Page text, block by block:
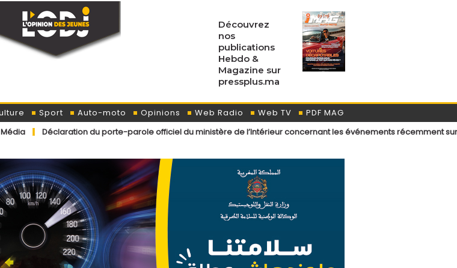
Découvrez
nos
publications
Hebdo &
Magazine sur
pressplus.ma
Sport Auto-moto Opinions Web Radio Web TV
PDF MAG
du porte-parole officiel du ministère de l’Intérieur concernant les événements récemment survenus aux